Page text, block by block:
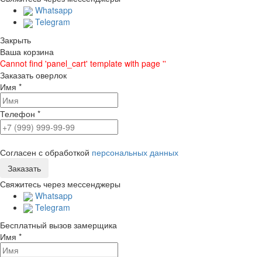
Whatsapp
Telegram
Закрыть
Ваша корзина
Cannot find 'panel_cart' template with page ''
Заказать оверлок
Имя *
Телефон *
Согласен с обработкой персональных данных
Свяжитесь через мессенджеры
Whatsapp
Telegram
Бесплатный вызов замерщика
Имя *